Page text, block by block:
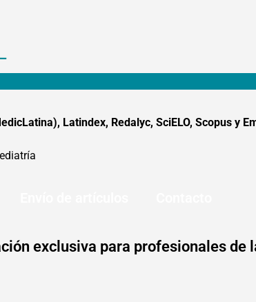
Latindex, Redalyc, SciELO, Scopus y
exclusiva para profesionales de